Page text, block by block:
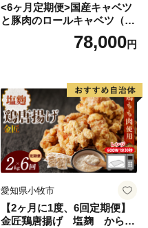
<6ヶ月定期便>国産キャベツ
と豚肉のロールキャベツ（4P
78,000円
愛知県小牧市
【2ヶ月に1度、6回定期便】
金匠鶏唐揚げ 塩麹 からあ